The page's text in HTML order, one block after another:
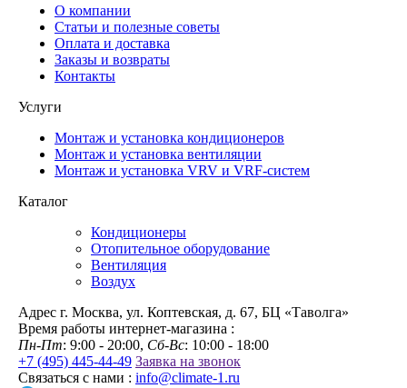
О компании
Статьи и полезные советы
Оплата и доставка
Заказы и возвраты
Контакты
Услуги
Монтаж и установка кондиционеров
Монтаж и установка вентиляции
Монтаж и установка VRV и VRF-систем
Каталог
Кондиционеры
Отопительное оборудование
Вентиляция
Воздух
Адрес г. Москва, ул. Коптевская, д. 67, БЦ «Таволга»
Время работы интернет-магазина :
Пн-Пт: 9:00 - 20:00, Сб-Вс: 10:00 - 18:00
+7 (495) 445-44-49 Заявка на звонок
Связаться с нами : info@climate-1.ru